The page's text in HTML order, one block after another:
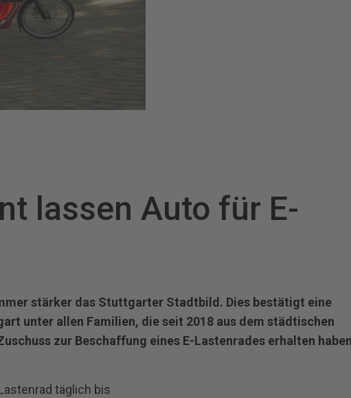
lassen Auto für E‐
stärker das Stuttgarter Stadtbild. Dies bestätigt eine
unter allen Familien, die seit 2018 aus dem städtischen
zur Beschaffung eines E-Lastenrades erhalten
täglich bis